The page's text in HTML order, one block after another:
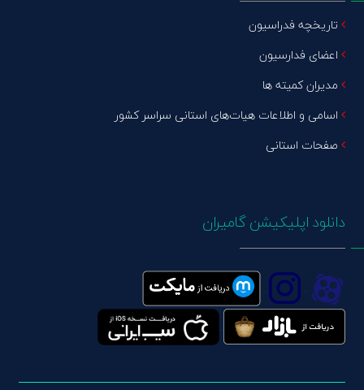
تاریخچه فدراسیون
اعضای فدارسیون
مدیران کمیته ها
اسامی و اطلاعات هیات‌های استانی سراسر کشور
صفحات استانی
دانلود اپلیکیشن گامیران